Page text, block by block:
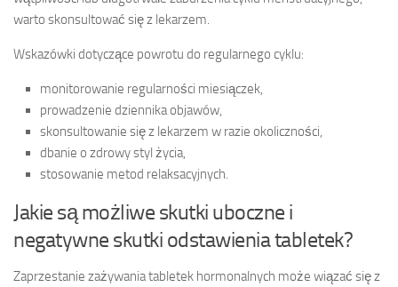
warto skonsultować się z lekarzem.
Wskazówki dotyczące powrotu do regularnego cyklu:
monitorowanie regularności miesiączek,
prowadzenie dziennika objawów,
skonsultowanie się z lekarzem w razie okoliczności,
dbanie o zdrowy styl życia,
stosowanie metod relaksacyjnych.
Jakie są możliwe skutki uboczne i
negatywne skutki odstawienia tabletek?
Zaprzestanie zażywania tabletek hormonalnych może wiązać się z